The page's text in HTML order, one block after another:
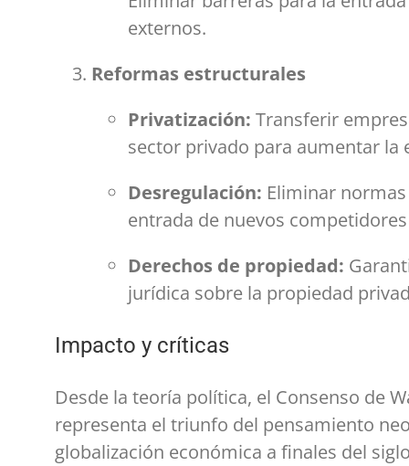
externos.
Reformas estructurales
Privatización: Transferir
sector privado para aumentar la
Desregulación: Eliminar
entrada de nuevos
Derechos de propiedad:
jurídica sobre la propiedad
Impacto y críticas
Desde la teoría política, el Consenso de
representa el triunfo del pensamiento
globalización económica a finales del